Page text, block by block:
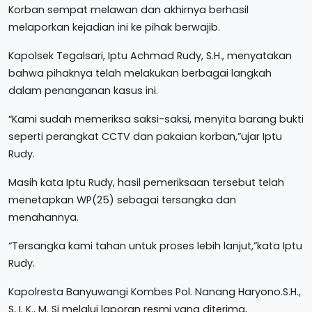
Korban sempat melawan dan akhirnya berhasil
melaporkan kejadian ini ke pihak berwajib.
Kapolsek Tegalsari, Iptu Achmad Rudy, S.H., menyatakan
bahwa pihaknya telah melakukan berbagai langkah
dalam penanganan kasus ini.
“Kami sudah memeriksa saksi-saksi, menyita barang bukti
seperti perangkat CCTV dan pakaian korban,”ujar Iptu
Rudy.
Masih kata Iptu Rudy, hasil pemeriksaan tersebut telah
menetapkan WP(25) sebagai tersangka dan
menahannya.
“Tersangka kami tahan untuk proses lebih lanjut,”kata Iptu
Rudy.
Kapolresta Banyuwangi Kombes Pol. Nanang Haryono.S.H.,
S, I. K., M. Si melalui laporan resmi yang diterima,